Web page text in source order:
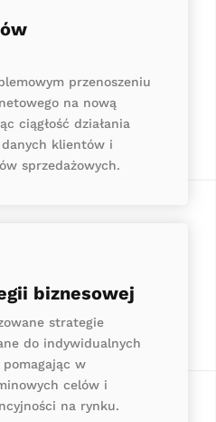
przenoszeniu
na nową
ciągłość działania
klientów i
sprzedażowych.
biznesowej
strategie
do indywidualnych
w
celów i
na rynku.